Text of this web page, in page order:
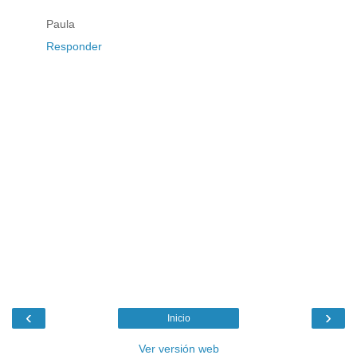
Paula
Responder
‹ ›
Inicio
Ver versión web